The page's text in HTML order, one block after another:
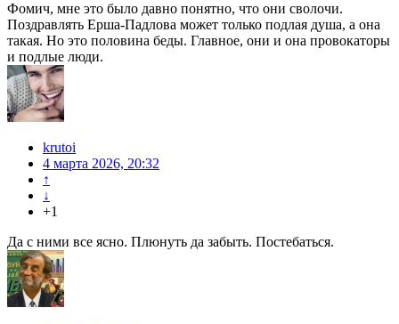
Фомич, мне это было давно понятно, что они сволочи.
Поздравлять Ерша-Падлова может только подлая душа, а она
такая. Но это половина беды. Главное, они и она провокаторы
и подлые люди.
krutoi
4 марта 2026, 20:32
↑
↓
+1
Да с ними все ясно. Плюнуть да забыть. Постебаться.